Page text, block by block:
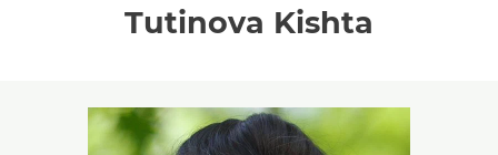
Tutinova Kishta